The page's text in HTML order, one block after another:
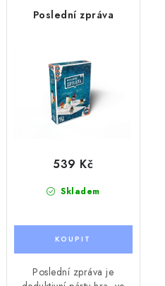
Poslední zpráva
Skladem
539 Kč
Poslední zpráva je